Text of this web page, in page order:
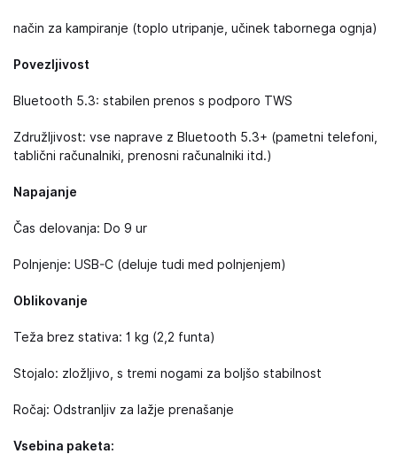
način za kampiranje (toplo utripanje, učinek tabornega ognja)
Povezljivost
Bluetooth 5.3: stabilen prenos s podporo TWS
Združljivost: vse naprave z Bluetooth 5.3+ (pametni telefoni,
tablični računalniki, prenosni računalniki itd.)
Napajanje
Čas delovanja: Do 9 ur
Polnjenje: USB-C (deluje tudi med polnjenjem)
Oblikovanje
Teža brez stativa: 1 kg (2,2 funta)
Stojalo: zložljivo, s tremi nogami za boljšo stabilnost
Ročaj: Odstranljiv za lažje prenašanje
Vsebina paketa: